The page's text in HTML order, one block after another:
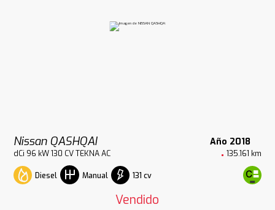
Nissan QASHQAI Año 2018
dCi 96 kW 130 CV TEKNA AC 135.161 km
Diesel Manual 131 cv
Vendido